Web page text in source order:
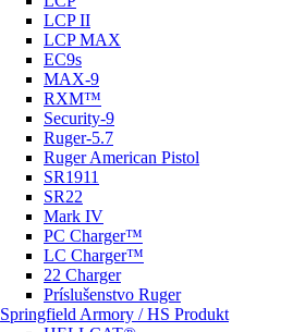
LCP II
LCP MAX
EC9s
MAX-9
RXM™
Security-9
Ruger-5.7
Ruger American Pistol
SR1911
SR22
Mark IV
PC Charger™
LC Charger™
22 Charger
Príslušenstvo Ruger
Springfield Armory / HS Produkt